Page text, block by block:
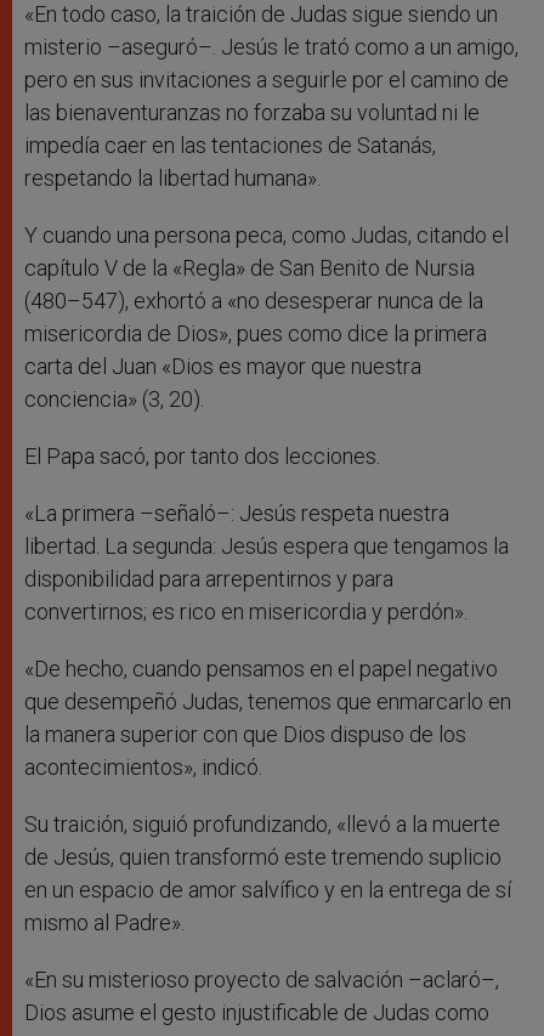
«En todo caso, la traición de Judas sigue siendo un
misterio –aseguró–. Jesús le trató como a un amigo,
pero en sus invitaciones a seguirle por el camino de
las bienaventuranzas no forzaba su voluntad ni le
impedía caer en las tentaciones de Satanás,
respetando la libertad humana».
Y cuando una persona peca, como Judas, citando el
capítulo V de la «Regla» de San Benito de Nursia
(480–547), exhortó a «no desesperar nunca de la
misericordia de Dios», pues como dice la primera
carta del Juan «Dios es mayor que nuestra
conciencia» (3, 20).
El Papa sacó, por tanto dos lecciones.
«La primera –señaló–: Jesús respeta nuestra
libertad. La segunda: Jesús espera que tengamos la
disponibilidad para arrepentirnos y para
convertirnos; es rico en misericordia y perdón».
«De hecho, cuando pensamos en el papel negativo
que desempeñó Judas, tenemos que enmarcarlo en
la manera superior con que Dios dispuso de los
acontecimientos», indicó.
Su traición, siguió profundizando, «llevó a la muerte
de Jesús, quien transformó este tremendo suplicio
en un espacio de amor salvífico y en la entrega de sí
mismo al Padre».
«En su misterioso proyecto de salvación –aclaró–,
Dios asume el gesto injustificable de Judas como